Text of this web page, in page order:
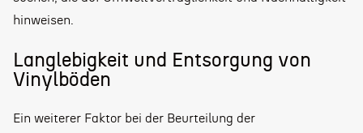
hinweisen.
Langlebigkeit und Entsorgung von
Vinylböden
Ein weiterer Faktor bei der Beurteilung der